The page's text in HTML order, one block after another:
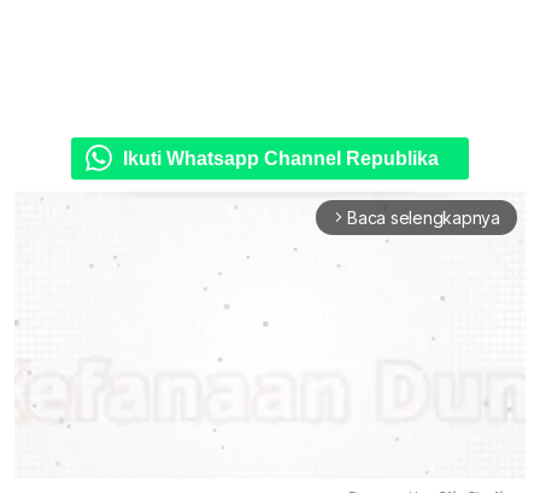
Ikuti Whatsapp Channel Republika
arrow_forward_ios Baca selengkapnya